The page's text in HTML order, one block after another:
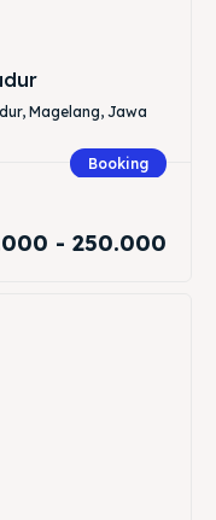
Magelang, Jawa
Booking
- 250.000